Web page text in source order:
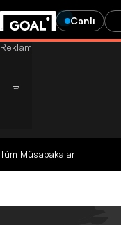
Canlı
Tüm Müsabakalar